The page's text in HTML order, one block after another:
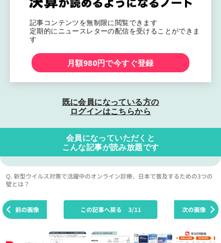
記事コンテンツを無制限に閲覧できます
定期的にニュースレターの配信を受けることができま
す
月額980円で今すぐ登録
既に会員になっている方の
ログインはこちらから
会員になっていただくと
こんな記事が読み放題です
Q. 新型ウイルス対策で活躍中のオンライン診療、日本で普及するための3つの
壁とは？
前の画像 次の画像
この記事へ戻る 3/11